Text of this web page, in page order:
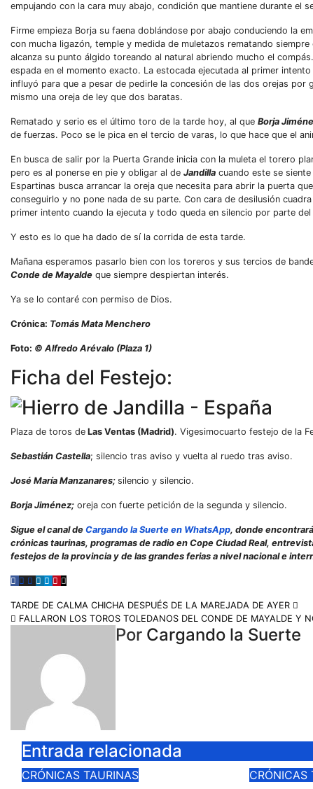
empujando con la cara muy abajo, condición que mantiene durante el
Firme empieza Borja su faena doblándose por abajo conduciendo la
con mucha ligazón, temple y medida de muletazos rematando
alcanza su punto álgido toreando al natural abriendo mucho el
espada en el momento exacto. La estocada ejecutada al primer
influyó para que a pesar de pedirle la concesión de las dos orejas
mismo una oreja de ley que dos baratas.
Rematado y serio es el último toro de la tarde hoy, al que Borja
de fuerzas. Poco se le pica en el tercio de varas, lo que hace que el
En busca de salir por la Puerta Grande inicia con la muleta el torero
pero es al ponerse en pie y obligar al de Jandilla cuando este se
Espartinas busca arrancar la oreja que necesita para abrir la puerta
conseguirlo y no pone nada de su parte. Con cara de desilusión
primer intento cuando la ejecuta y todo queda en silencio por parte
Y esto es lo que ha dado de sí la corrida de esta tarde.
Mañana esperamos pasarlo bien con los toreros y sus tercios de
Conde de Mayalde que siempre despiertan interés.
Ya se lo contaré con permiso de Dios.
Crónica: Tomás Mata Menchero
Foto: © Alfredo Arévalo (Plaza 1)
Ficha del Festejo:
Plaza de toros de Las Ventas (Madrid). Vigesimocuarto festejo de la
Sebastián Castella; silencio tras aviso y vuelta al ruedo tras aviso.
José María Manzanares; silencio y silencio.
Borja Jiménez; oreja con fuerte petición de la segunda y silencio.
Sigue el canal de Cargando la Suerte en WhatsApp, donde
crónicas taurinas, programas de radio en Cope Ciudad Real,
festejos de la provincia y de las grandes ferias a nivel nacional e
TARDE DE CALMA CHICHA DESPUÉS DE LA MAREJADA DE AYER
FALLARON LOS TOROS TOLEDANOS DEL CONDE DE MAYALDE Y
Por Cargando la Suerte
Entrada relacionada
CRÓNICAS TAURINAS CRÓNICAS